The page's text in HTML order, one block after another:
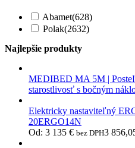
Abamet(628)
Polak(2632)
Najlepšie produkty
MEDIBED MA 5M |
starostlivosť s bočným
Elektricky nastaviteľný
20ERGO14N
Od: 3 135 € bez DPH3